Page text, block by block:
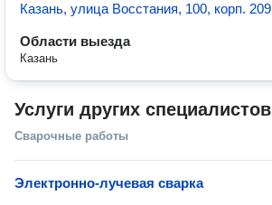
Казань, улица Восстания, 100, корп. 209
Области выезда
Казань
Услуги других специалистов
Сварочные работы
Электронно-лучевая сварка